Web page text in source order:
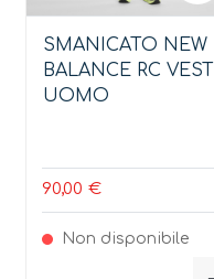
SMANICATO NEW
BALANCE RC VEST
UOMO
90,00 €
Non disponibile